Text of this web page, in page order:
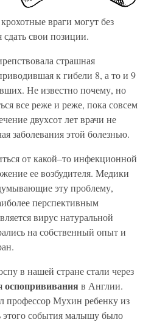
враги могут без
свои позиции.
страшная
к гибели 8, а то и 9
Не известно почему, но
все реже и реже, пока совсем
двухсот лет врачи не
заболевания этой болезнью.
от какой–то инфекционной
ее возбудителя. Медики
эту проблему,
перспективным
вирус натуральной
на собственный опыт и
в нашей стране стали через
оспопрививания в Англии.
профессор Мухин ребенку из
этого события малышу было